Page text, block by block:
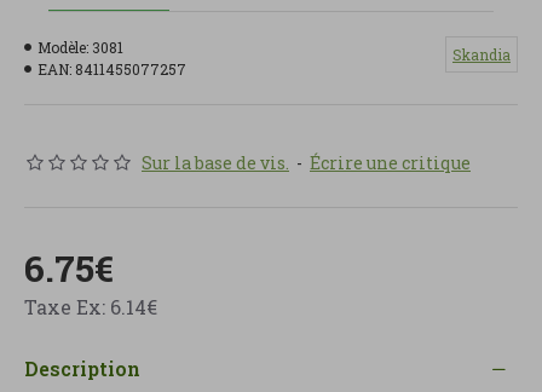
Modèle: 3081
EAN: 8411455077257
Skandia
Sur la base de vis. - Écrire une critique
6.75€
Taxe Ex: 6.14€
Description